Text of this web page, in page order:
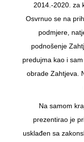
2014.-2020. za
Osvrnuo se na
podmjere,
podnošenje
predujma kao i
obrade Zahtjeva.
Na samom
prezentirao je
usklađen sa